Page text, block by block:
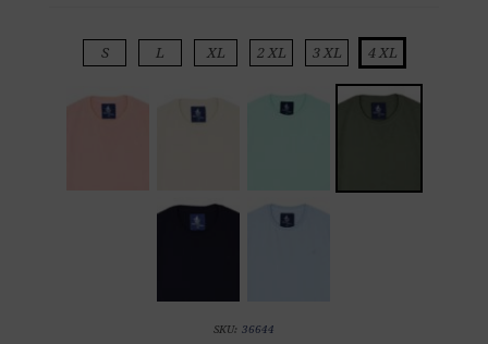
S L XL 2 XL 3 XL 4 XL
SKU: 36644